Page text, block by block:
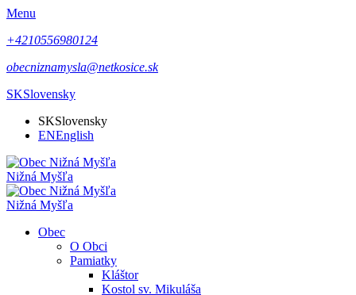
Menu
+4210556980124
obecniznamysla@netkosice.sk
SKSlovensky
SKSlovensky
ENEnglish
Nižná Myšľa
Nižná Myšľa
Obec
O Obci
Pamiatky
Kláštor
Kostol sv. Mikuláša